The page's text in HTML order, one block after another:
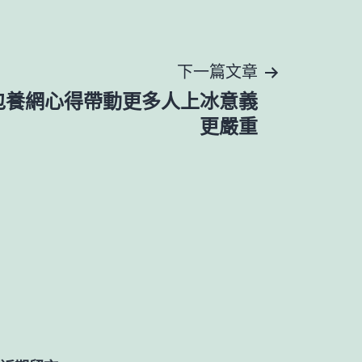
下一篇文章
網心得帶動更多人上冰意義
更嚴重